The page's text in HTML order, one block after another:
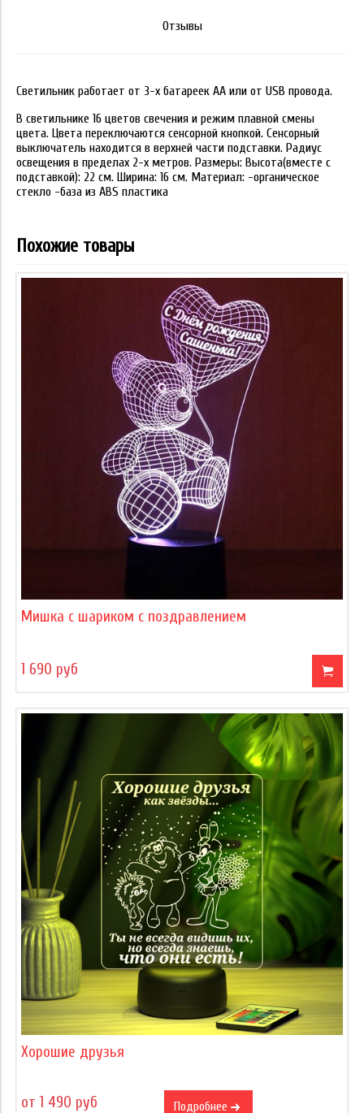
Отзывы
Светильник работает от 3-х батареек АА или от USB провода.
В светильнике 16 цветов свечения и режим плавной смены
цвета. Цвета переключаются сенсорной кнопкой. Сенсорный
выключатель находится в верхней части подставки. Радиус
освещения в пределах 2-х метров. Размеры: Высота(вместе с
подставкой): 22 см. Ширина: 16 см. Материал: -органическое
стекло -база из ABS пластика
Похожие товары
Мишка с шариком с поздравлением
1 690 руб
Хорошие друзья
от 1 490 руб Подробнее